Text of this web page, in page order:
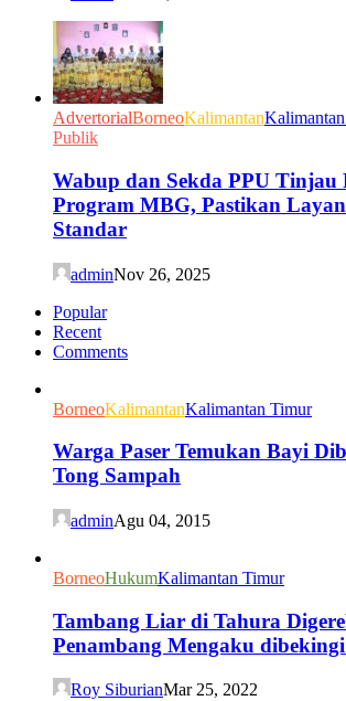
AdvertorialBorneoKalimantan
Publik
Wabup dan Sekda PPU Tinjau
Program MBG, Pastikan
Standar
adminNov 26, 2025
Popular
Recent
Comments
BorneoKalimantanKalimantan Timur
Warga Paser Temukan Bayi
Tong Sampah
adminAgu 04, 2015
BorneoHukumKalimantan Timur
Tambang Liar di Tahura
Penambang Mengaku
Roy SiburianMar 25, 2022